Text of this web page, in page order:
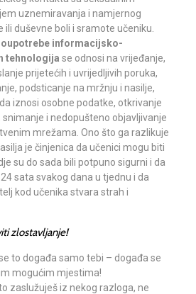
uznemiravanja i namjernog
ili duševne boli i sramote učeniku.
informacijsko-
tehnologija se odnosi na vrijeđanje,
prijetećih i uvrijedljivih poruka,
podsticanje na mržnju i nasilje,
iznosi osobne podatke, otkrivanje
snimanje i nedopušteno objavljivanje
mrežama. Ono što ga razlikuje
je činjenica da učenici mogu biti
su do sada bili potpuno sigurni i da
sata svakog dana u tjednu i da
kod učenika stvara strah i
zlostavljanje!
to događa samo tebi – događa se
mogućim mjestima!
zaslužuješ iz nekog razloga, ne